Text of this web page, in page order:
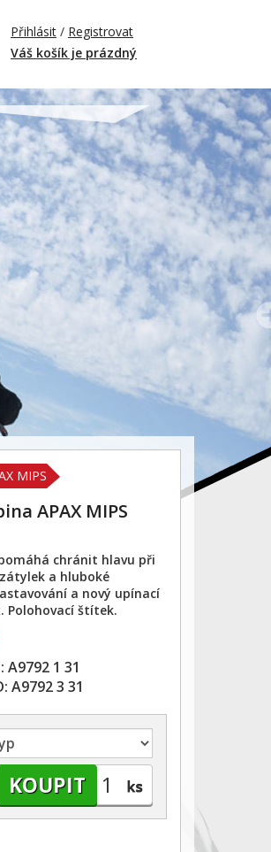
Přihlásit / Registrovat
Váš košík je prázdný
MIPS
APAX MIPS
chránit hlavu při
a hluboké
a nový upínací
Polohovací štítek.
A9792 1 31
A9792 3 31